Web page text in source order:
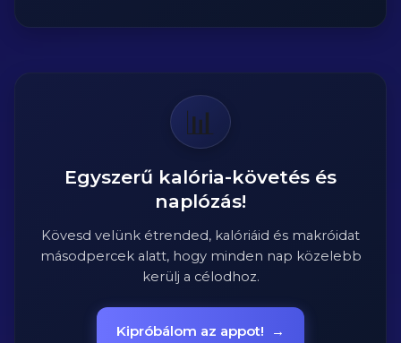
📊
Egyszerű kalória-követés és
naplózás!
Kövesd velünk étrended, kalóriáid és makróidat
másodpercek alatt, hogy minden nap közelebb
kerülj a célodhoz.
Kipróbálom az appot! →